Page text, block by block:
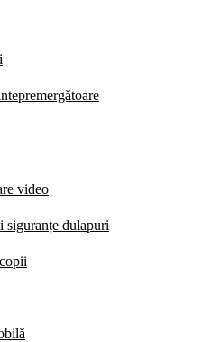
video
siguranțe dulapuri